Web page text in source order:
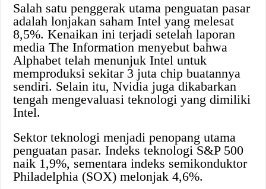
Salah satu penggerak utama penguatan pasar
adalah lonjakan saham Intel yang melesat
8,5%. Kenaikan ini terjadi setelah laporan
media The Information menyebut bahwa
Alphabet telah menunjuk Intel untuk
memproduksi sekitar 3 juta chip buatannya
sendiri. Selain itu, Nvidia juga dikabarkan
tengah mengevaluasi teknologi yang dimiliki
Intel.
Sektor teknologi menjadi penopang utama
penguatan pasar. Indeks teknologi S&P 500
naik 1,9%, sementara indeks semikonduktor
Philadelphia (SOX) melonjak 4,6%.